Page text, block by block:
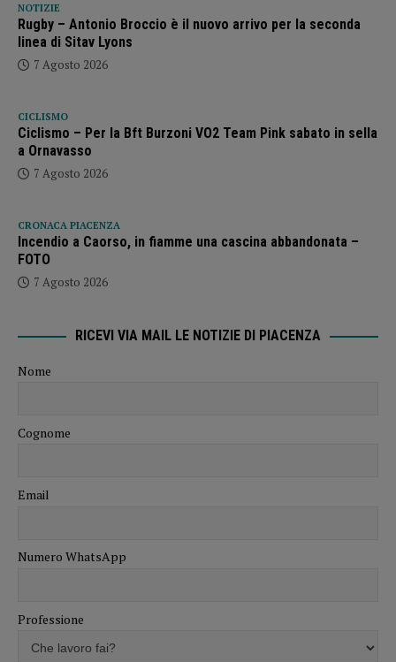
NOTIZIE
Rugby – Antonio Broccio è il nuovo arrivo per la seconda
linea di Sitav Lyons
7 Agosto 2026
CICLISMO
Ciclismo – Per la Bft Burzoni VO2 Team Pink sabato in sella
a Ornavasso
7 Agosto 2026
CRONACA PIACENZA
Incendio a Caorso, in fiamme una cascina abbandonata –
FOTO
7 Agosto 2026
RICEVI VIA MAIL LE NOTIZIE DI PIACENZA
Nome
Cognome
Email
Numero WhatsApp
Professione